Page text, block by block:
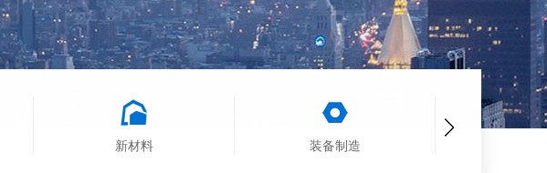
新材料 装备制造